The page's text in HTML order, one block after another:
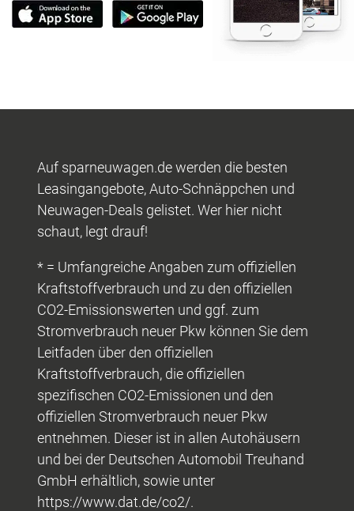
Auf sparneuwagen.de werden die besten
Leasingangebote, Auto-Schnäppchen und
Neuwagen-Deals gelistet. Wer hier nicht
schaut, legt drauf!
* = Umfangreiche Angaben zum offiziellen
Kraftstoffverbrauch und zu den offiziellen
CO2-Emissionswerten und ggf. zum
Stromverbrauch neuer Pkw können Sie dem
Leitfaden über den offiziellen
Kraftstoffverbrauch, die offiziellen
spezifischen CO2-Emissionen und den
offiziellen Stromverbrauch neuer Pkw
entnehmen. Dieser ist in allen Autohäusern
und bei der Deutschen Automobil Treuhand
GmbH erhältlich, sowie unter
https://www.dat.de/co2/.